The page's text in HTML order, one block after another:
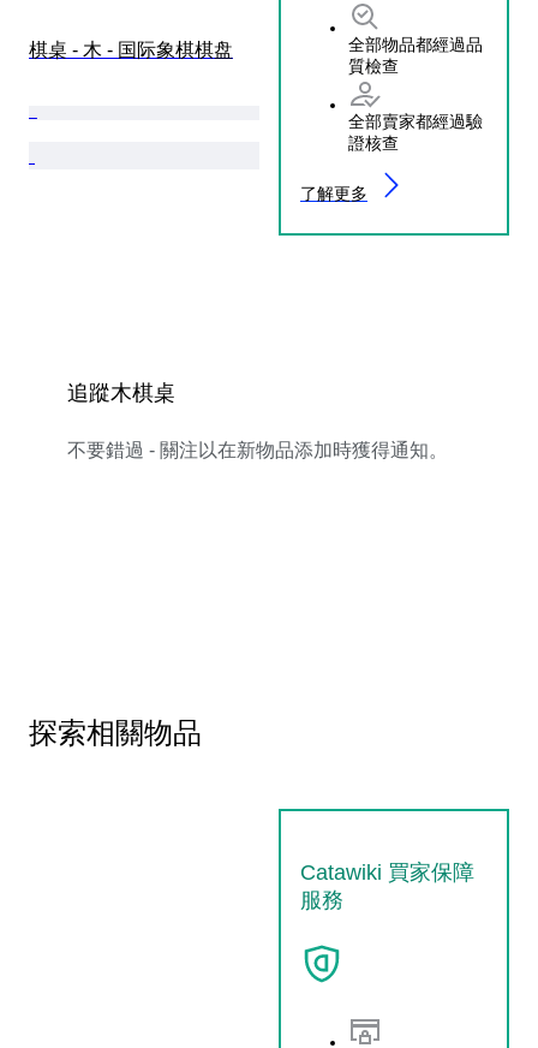
棋桌 - 木 - 国际象棋棋盘
全部物品都經過品
質檢查
全部賣家都經過驗
證核查
了解更多
追蹤木棋桌
不要錯過 - 關注以在新物品添加時獲得通知。
探索相關物品
Catawiki 買家保障
服務